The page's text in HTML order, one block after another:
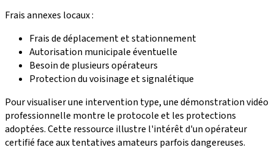
Frais annexes locaux :
Frais de déplacement et stationnement
Autorisation municipale éventuelle
Besoin de plusieurs opérateurs
Protection du voisinage et signalétique
Pour visualiser une intervention type, une démonstration vidéo
professionnelle montre le protocole et les protections
adoptées. Cette ressource illustre l'intérêt d'un opérateur
certifié face aux tentatives amateurs parfois dangereuses.